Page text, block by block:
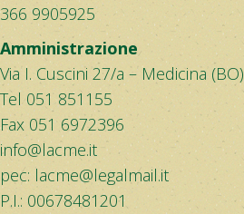
366 9905925
Amministrazione
Via I. Cuscini 27/a – Medicina (BO)
Tel 051 851155
Fax 051 6972396
info@lacme.it
pec: lacme@legalmail.it
P.I.: 00678481201